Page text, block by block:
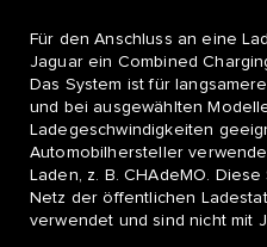
Für den Anschluss an eine
Jaguar ein Combined
Das System ist für
und bei ausgewählten
Ladegeschwindigkeiten
Automobilhersteller
Laden, z. B. CHAdeMO.
Netz der öffentlichen
verwendet und sind nicht mit